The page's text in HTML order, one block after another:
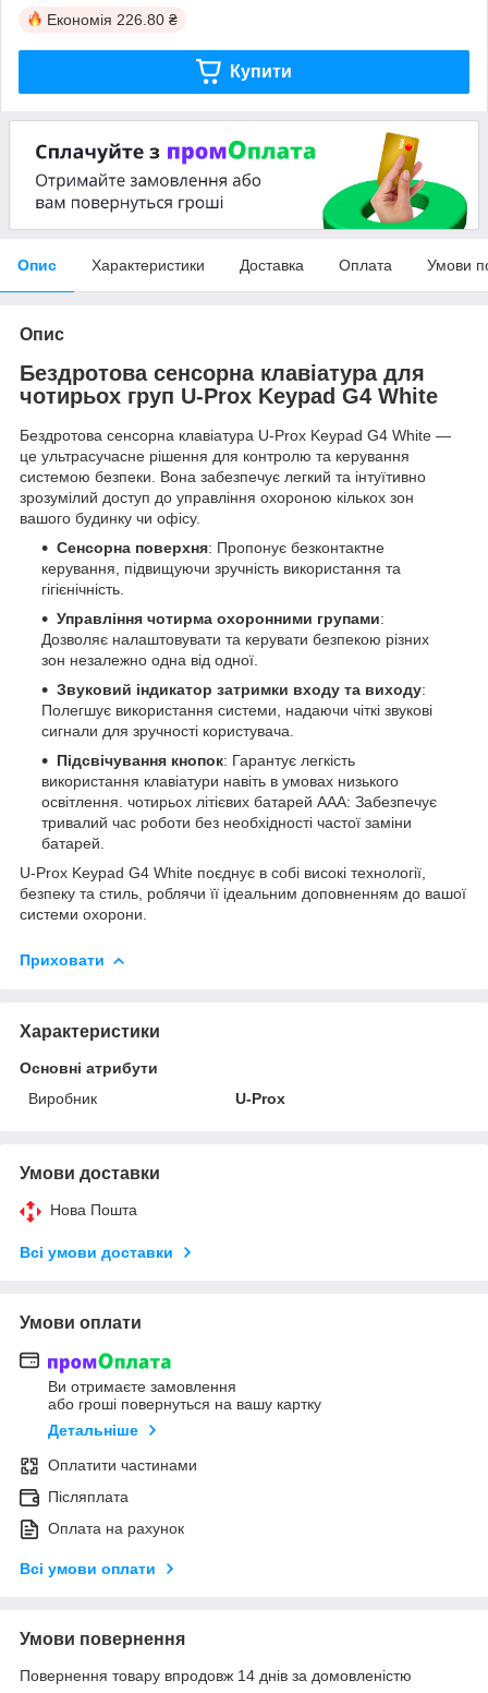
Економія 226.80 ₴
Купити
Опис Характеристики Доставка Оплата Умови
Опис
Бездротова сенсорна клавіатура для
чотирьох груп U-Prox Keypad G4 White
Бездротова сенсорна клавіатура U-Prox Keypad G4 White —
це ультрасучасне рішення для контролю та керування
системою безпеки. Вона забезпечує легкий та інтуїтивно
зрозумілий доступ до управління охороною кількох зон
вашого будинку чи офісу.
Сенсорна поверхня: Пропонує безконтактне
керування, підвищуючи зручність використання та
гігієнічність.
Управління чотирма охоронними групами:
Дозволяє налаштовувати та керувати безпекою різних
зон незалежно одна від одної.
Звуковий індикатор затримки входу та виходу:
Полегшує використання системи, надаючи чіткі звукові
сигнали для зручності користувача.
Підсвічування кнопок: Гарантує легкість
використання клавіатури навіть в умовах низького
освітлення. чотирьох літієвих батарей ААА: Забезпечує
тривалий час роботи без необхідності частої заміни
батарей.
U-Prox Keypad G4 White поєднує в собі високі технології,
безпеку та стиль, роблячи її ідеальним доповненням до вашої
системи охорони.
Приховати
Характеристики
Основні атрибути
Виробник
U-Prox
Умови доставки
Нова Пошта
Всі умови доставки
Умови оплати
Ви отримаєте замовлення
або гроші повернуться на вашу картку
Детальніше
Оплатити частинами
Післяплата
Оплата на рахунок
Всі умови оплати
Умови повернення
Повернення товару впродовж 14 днів за домовленістю